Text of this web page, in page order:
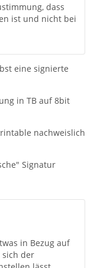
dass
ist und nicht bei
eine signierte
in TB auf 8bit
nachweislich
Signatur
in Bezug auf
sich der